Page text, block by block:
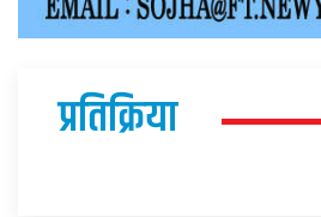
प्रतिक्रिया